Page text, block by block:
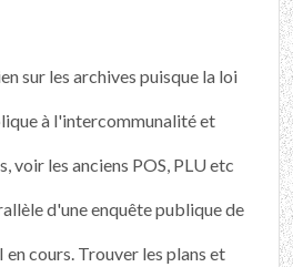
sur les archives puisque la loi
à l'intercommunalité et
voir les anciens POS, PLU etc
d'une enquête publique de
cours. Trouver les plans et